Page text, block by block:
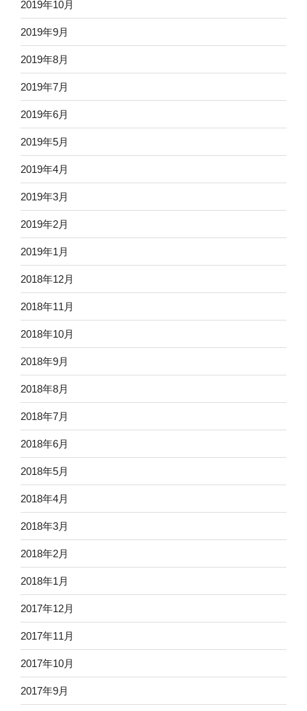
2019年10月
2019年9月
2019年8月
2019年7月
2019年6月
2019年5月
2019年4月
2019年3月
2019年2月
2019年1月
2018年12月
2018年11月
2018年10月
2018年9月
2018年8月
2018年7月
2018年6月
2018年5月
2018年4月
2018年3月
2018年2月
2018年1月
2017年12月
2017年11月
2017年10月
2017年9月